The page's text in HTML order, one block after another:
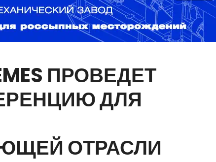
ПРОВЕДЕТ
ДЛЯ
ОТРАСЛИ